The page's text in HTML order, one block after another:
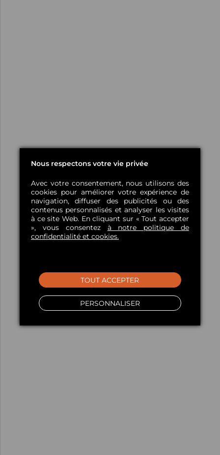
Nous respectons votre vie privée
Avec votre consentement, nous utilisons des
cookies pour améliorer votre expérience de
navigation, diffuser des publicités ou des
contenus personnalisés et analyser les visites
à ce site Web. En cliquant sur « Tout accepter
», vous consentez à notre politique de
confidentialité et cookies.
PERSONNALISER
TOUT ACCEPTER